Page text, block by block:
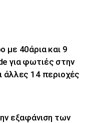
με 40άρια και 9
για φωτιές στην
άλλες 14 περιοχές
εξαφάνιση των